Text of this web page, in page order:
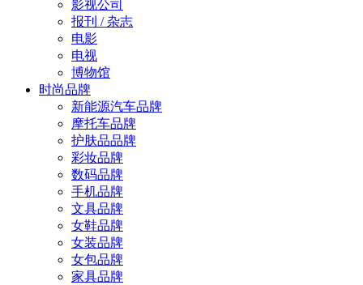
影视公司
报刊 / 杂志
电影
电视
博物馆
时尚品牌
新能源汽车品牌
摩托车品牌
护肤品品牌
彩妆品牌
数码品牌
手机品牌
文具品牌
女鞋品牌
女装品牌
女包品牌
家具品牌